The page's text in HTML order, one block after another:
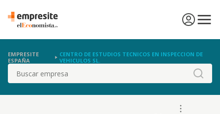
EMPRESITE
ESPAÑA
CENTRO DE ESTUDIOS TECNICOS EN INSPECCION DE
VEHICULOS SL.
Buscar